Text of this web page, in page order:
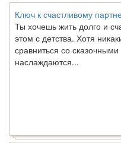
Ключ к счастливому
Ты хочешь жить долго и
этом с детства. Хотя
сравниться со
наслаждаются...